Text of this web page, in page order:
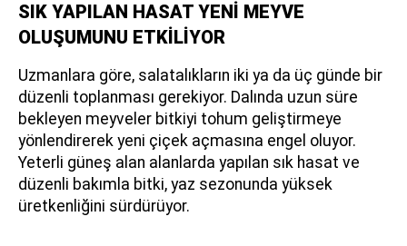
SIK YAPILAN HASAT YENİ MEYVE
OLUŞUMUNU ETKİLİYOR
Uzmanlara göre, salatalıkların iki ya da üç günde bir
düzenli toplanması gerekiyor. Dalında uzun süre
bekleyen meyveler bitkiyi tohum geliştirmeye
yönlendirerek yeni çiçek açmasına engel oluyor.
Yeterli güneş alan alanlarda yapılan sık hasat ve
düzenli bakımla bitki, yaz sezonunda yüksek
üretkenliğini sürdürüyor.